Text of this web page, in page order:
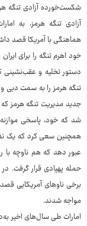
شکست‌خورده آزادی تنگه
هماهنگی با آمریکا قصد
خود اهرم تنگه را برای
دستور تخلیه و عقب‌نشینی
تنگه هرمز را به سمت دبی
جدید مدیریت تنگه هرمز
شد که خود، پاسخی
همچنین سعی کرد که یک
عبور دهد که هم ناوچه
حمله پهپادی قرار گرفت.
برخی ناوهای آمریکایی
مواجه شدند.
امارات طی سال‌های اخیر